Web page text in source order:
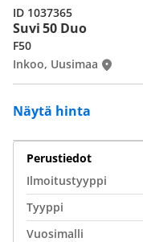
Suvi 50 Duo
Näytä hinta
F50
Inkoo, Uusimaa
ID 1037365
Perustiedot
Ilmoitustyyppi
Tyyppi
Vuosimalli